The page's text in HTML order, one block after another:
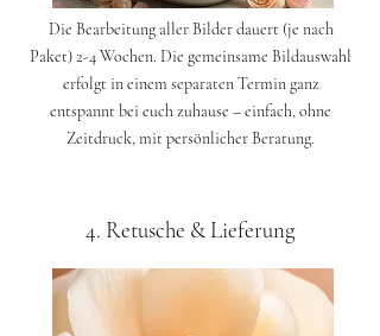
Die Bearbeitung aller Bilder dauert (je nach
Paket) 2-4 Wochen. Die gemeinsame Bildauswahl
erfolgt in einem separaten Termin ganz
entspannt bei euch zuhause – einfach, ohne
Zeitdruck, mit persönlicher Beratung.
4. Retusche & Lieferung